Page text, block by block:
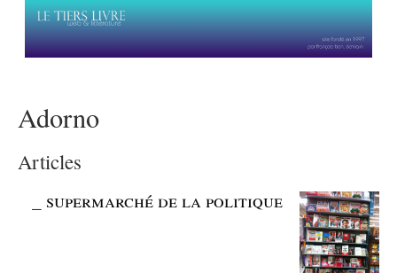
Adorno
Articles
supermarché de la politique